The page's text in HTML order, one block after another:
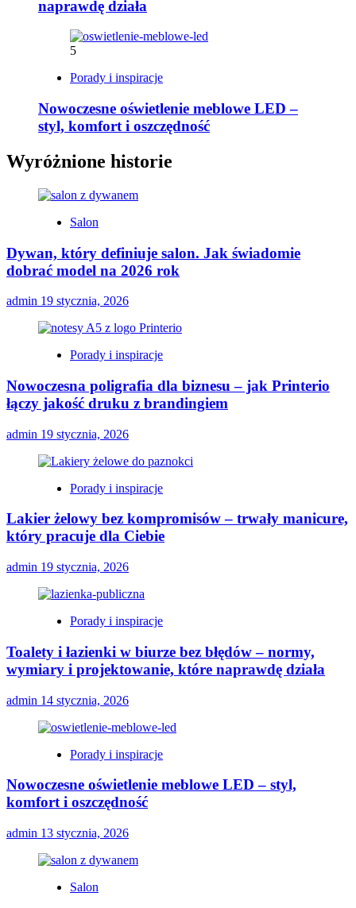
naprawdę działa
5
Porady i inspiracje
Nowoczesne oświetlenie meblowe LED –
styl, komfort i oszczędność
Wyróżnione historie
Salon
Dywan, który definiuje salon. Jak świadomie
dobrać model na 2026 rok
admin 19 stycznia, 2026
Porady i inspiracje
Nowoczesna poligrafia dla biznesu – jak Printerio
łączy jakość druku z brandingiem
admin 19 stycznia, 2026
Porady i inspiracje
Lakier żelowy bez kompromisów – trwały manicure,
który pracuje dla Ciebie
admin 19 stycznia, 2026
Porady i inspiracje
Toalety i łazienki w biurze bez błędów – normy,
wymiary i projektowanie, które naprawdę działa
admin 14 stycznia, 2026
Porady i inspiracje
Nowoczesne oświetlenie meblowe LED – styl,
komfort i oszczędność
admin 13 stycznia, 2026
Salon